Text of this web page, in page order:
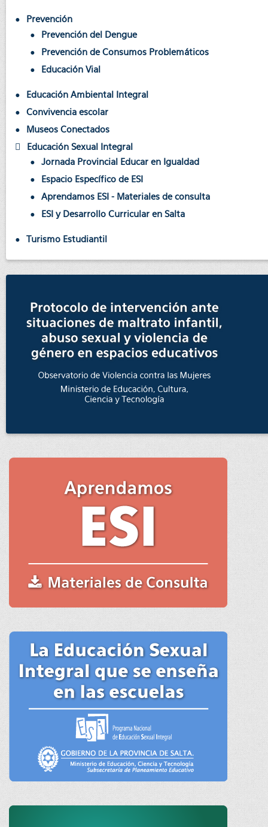
Prevención
Prevención del Dengue
Prevención de Consumos Problemáticos
Educación Vial
Educación Ambiental Integral
Convivencia escolar
Museos Conectados
Educación Sexual Integral
Jornada Provincial Educar en Igualdad
Espacio Específico de ESI
Aprendamos ESI - Materiales de consulta
ESI y Desarrollo Curricular en Salta
Turismo Estudiantil